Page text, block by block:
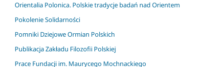
Orientalia Polonica. Polskie tradycje badań nad Orientem
Pokolenie Solidarności
Pomniki Dziejowe Ormian Polskich
Publikacja Zakładu Filozofii Polskiej
Prace Fundacji im. Maurycego Mochnackiego